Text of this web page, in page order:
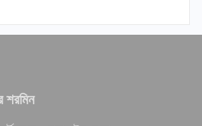
শরমিন